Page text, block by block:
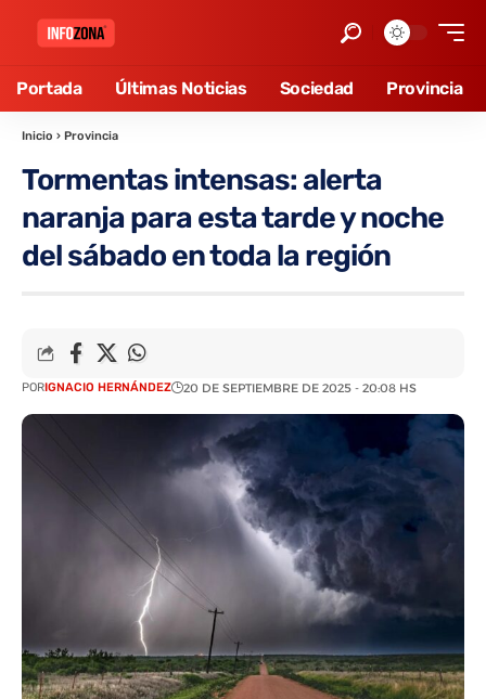
Portada Últimas Noticias Sociedad Provincia
Inicio › Provincia
Tormentas intensas: alerta
naranja para esta tarde y noche
del sábado en toda la región
PORIGNACIO HERNÁNDEZ 20 DE SEPTIEMBRE DE 2025 - 20:08 HS